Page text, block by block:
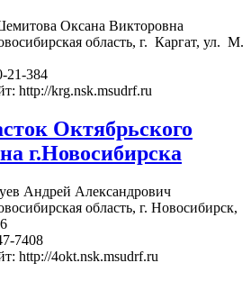
Оксана Викторовна
область, г. Каргат, ул. М.
21-384
http://krg.nsk.msudrf.ru
Октябрьского
г.Новосибирска
Андрей Александрович
область, г. Новосибирск,
7408
http://4okt.nsk.msudrf.ru